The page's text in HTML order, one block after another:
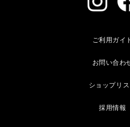
ご利用ガイ
お問い合わ
ショップリス
採用情報